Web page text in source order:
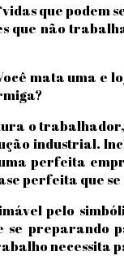
que podem
que não
mata uma e
o
industrial.
perfeita
perfeita que
pelo
preparando
necessita